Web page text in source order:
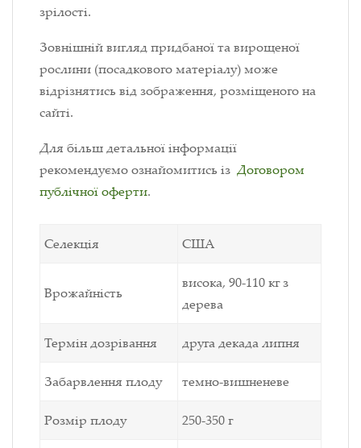
зрілості.
Зовнішній вигляд придбаної та вирощеної
рослини (посадкового матеріалу) може
відрізнятись від зображення, розміщеного на
сайті.
Для більш детальної інформації
рекомендуємо ознайомитись із Договором
публічної оферти.
Селекція США
Врожайність
висока, 90-110 кг з
дерева
Термін дозрівання друга декада липня
Забарвлення плоду темно-вишненеве
Розмір плоду 250-350 г